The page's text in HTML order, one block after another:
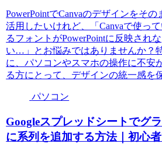
PowerPointでCanvaのデザインをその
活用したいけれど、「Canvaで使っ
るフォントがPowerPointに反映されな
い…」とお悩みではありませんか？
に、パソコンやスマホの操作に不安
る方にとって、デザインの統一感を
パソコン
Googleスプレッドシートでグ
に系列を追加する方法｜初心